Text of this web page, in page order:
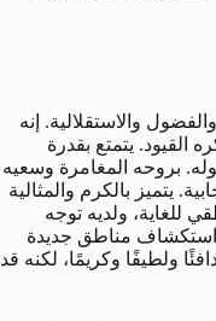
والاستقلالية. إنه
يتمتع بقدرة
بروحه المغامرة وسعيه
يتميز بالكرم والمثالية
للغاية، ولديه توجه
استكشاف مناطق جديدة
ولطيفًا وكريمًا، لكنه قد